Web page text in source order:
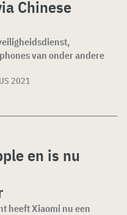
Chinese
van onder andere
2021
en is nu
heeft Xiaomi nu een